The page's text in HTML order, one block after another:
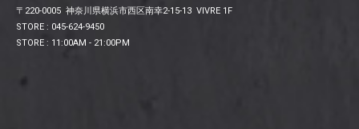
〒220-0005 神奈川県横浜市西区南幸2-15-13 VIVRE 1F
STORE : 045-624-9450
STORE : 11:00AM - 21:00PM